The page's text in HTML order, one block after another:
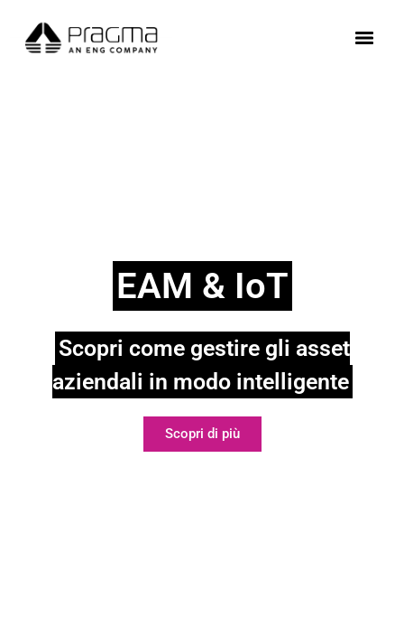
EAM & IoT
Scopri come gestire gli asset
aziendali in modo intelligente
Scopri di più